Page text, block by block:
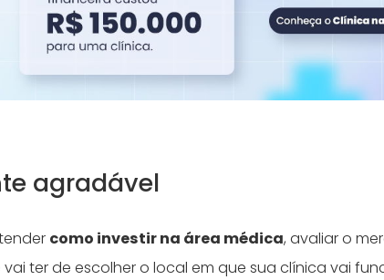
agradável
como investir na área médica, avaliar o
ter de escolher o local em que sua clínica vai